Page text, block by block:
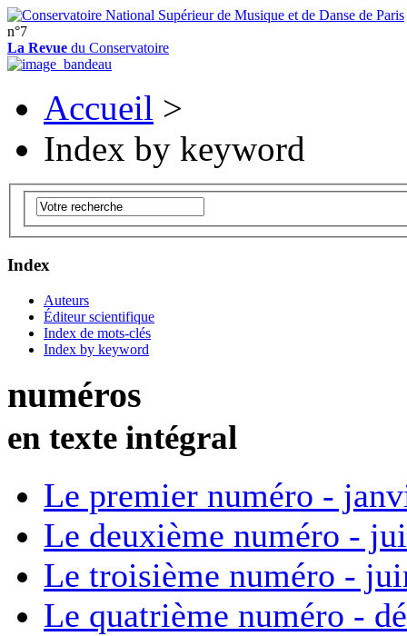
n°7
La Revue du Conservatoire
Accueil >
Index by keyword
Index
Auteurs
Éditeur scientifique
Index de mots-clés
Index by keyword
numéros
en texte intégral
Le premier numéro -
Le deuxième numéro -
Le troisième numéro -
Le quatrième numéro -